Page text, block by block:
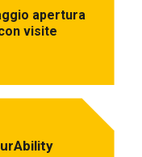
apertura
visite